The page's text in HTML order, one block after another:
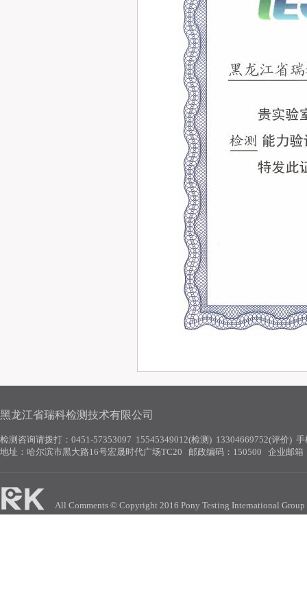
黑龙江省瑞科检测技术有限公司
检测咨询请拨打： 0451-57353097 15545349012(检测) 13304669752(评价)
地址： 哈尔滨市黑大路16号宏晟时代广场TC20 邮政编码：150500 企业邮箱
All Comments © Copyright 2016 Pony Testing International